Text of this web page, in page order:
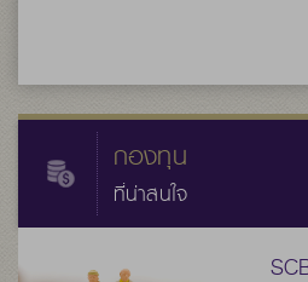
กองทุน
ที่น่าสนใจ